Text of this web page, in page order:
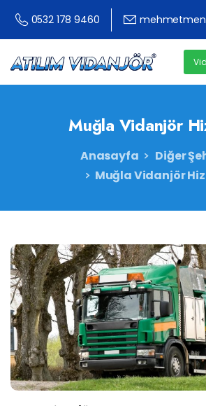
0532 178 9460
Muğla Vidanjör
Anasayfa
Diğer
Muğla Vidanjör